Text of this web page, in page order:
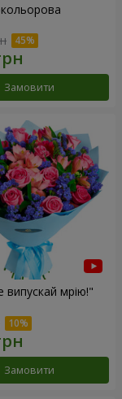
Замовити
випускай мрію!"
Замовити